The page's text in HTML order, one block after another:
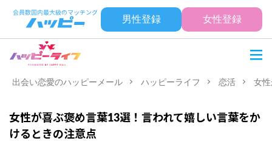
男性登録 女性登録
出会い恋愛のハッピーメール ハッピーライフ 恋活 女
女性が喜ぶ褒め言葉13選！言われて嬉しい言葉をか
けるときの注意点